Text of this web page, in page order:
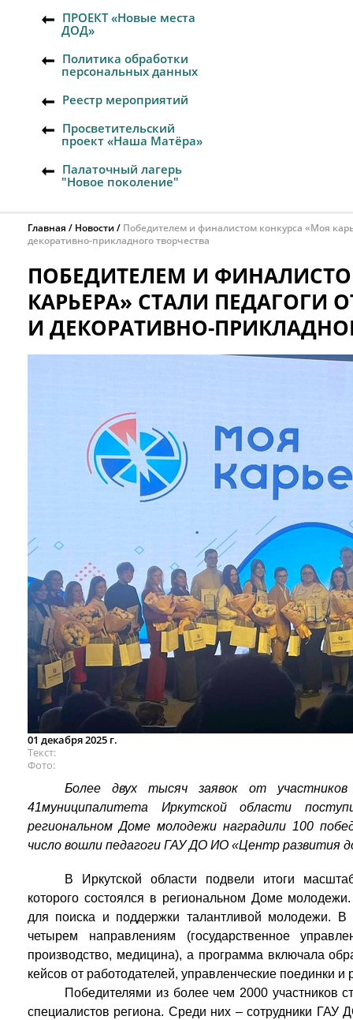
ПРОЕКТ «Новые места
ДОД»
Политика обработки
персональных данных
Реестр мероприятий
Просветительский
проект «Наша Матёра»
Палаточный лагерь
"Новое поколение"
Главная Новости
Победителем и финалистом конкурса «Моя
декоративно-прикладного творчества
ПОБЕДИТЕЛЕМ И
КАРЬЕРА» СТАЛИ ПЕДАГОГИ
И ДЕКОРАТИВНО-
01 декабря 2025 г.
Текст
Фото
Более двух тысяч заявок от
41муниципалитета Иркутской области
региональном Доме молодежи наградили 100
число вошли педагоги ГАУ ДО ИО «Центр развития
В Иркутской области подвели итоги
которого состоялся в региональном Доме
для поиска и поддержки талантливой молодежи. В
четырем направлениям (государственное
производство, медицина), а программа включала
кейсов от работодателей, управленческие поединки и
Победителями из более чем 2000 участников
специалистов региона. Среди них – сотрудники ГАУ